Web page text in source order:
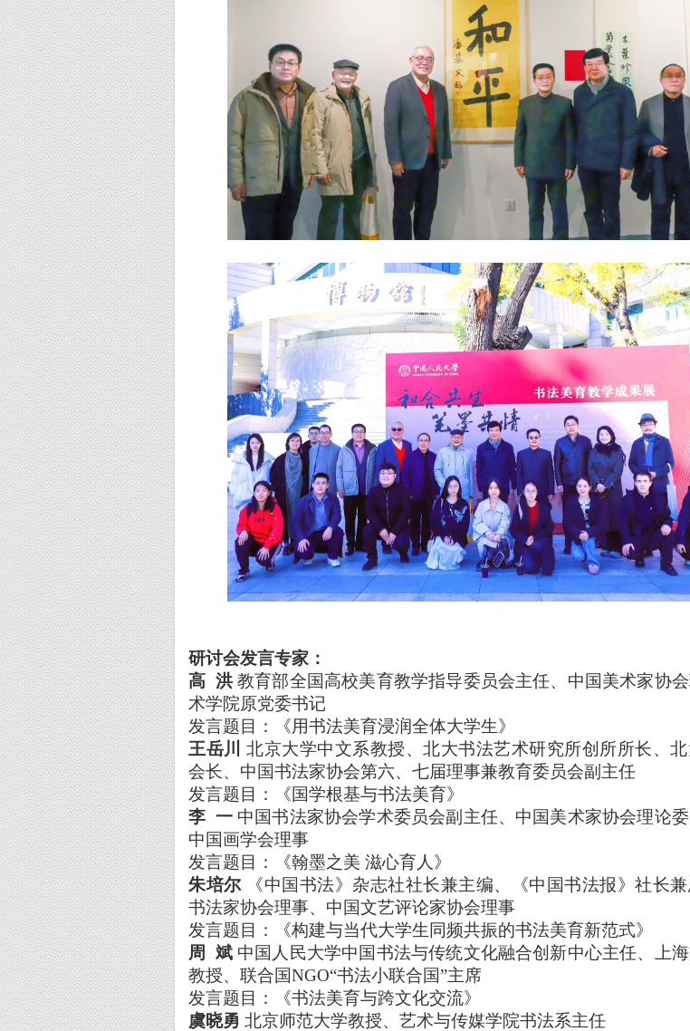
研讨会发言专家：
高 洪教育部全国高校美育教学指导委员会主任、中国美术家协
术学院原党委书记
发言题目：《用书法美育浸润全体大学生》
王岳川
北京大学中文系教授、北大书法艺术研究所创所所长、
会长、中国书法家协会第六、七届理事兼教育委员会副主任
发言题目：《国学根基与书法美育》
李 一中国书法家协会学术委员会副主任、中国美术家协会理论委
中国画学会理事
发言题目：《翰墨之美 滋心育人》
朱培尔《中国书法》杂志社社长兼主编、《中国书法报》社长
书法家协会理事、中国文艺评论家协会理事
发言题目：《构建与当代大学生同频共振的书法美育新范式》
周
斌中国人民大学中国书法与传统文化融合创新中心主任、上
教授、联合国NGO“书法小联合国”主席
发言题目：《书法美育与跨文化交流》
虞晓勇 北京师范大学教授、艺术与传媒学院书法系主任